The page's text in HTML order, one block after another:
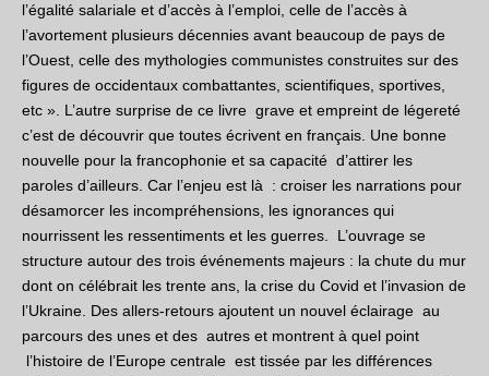
l’égalité salariale et d’accès à l’emploi, celle de l’accès à
l’avortement plusieurs décennies avant beaucoup de pays de
l’Ouest, celle des mythologies communistes construites sur des
figures de occidentaux combattantes, scientifiques, sportives,
etc ». L’autre surprise de ce livre grave et empreint de légereté
c’est de découvrir que toutes écrivent en français. Une bonne
nouvelle pour la francophonie et sa capacité d’attirer les
paroles d’ailleurs. Car l’enjeu est là : croiser les narrations pour
désamorcer les incompréhensions , les ignorances qui
nourrissent les ressentiments et les guerres. L’ouvrage se
structure autour des trois événements majeurs : la chute du mur
dont on célébrait les trente ans, la crise du Covid et l’invasion de
l’Ukraine. Des allers-retours ajoutent un nouvel éclairage au
parcours des unes et des autres et montrent à quel point
l’histoire de l’Europe centrale est tissée par les différences